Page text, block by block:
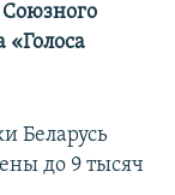
«Голоса
Беларусь
до 9 тысяч